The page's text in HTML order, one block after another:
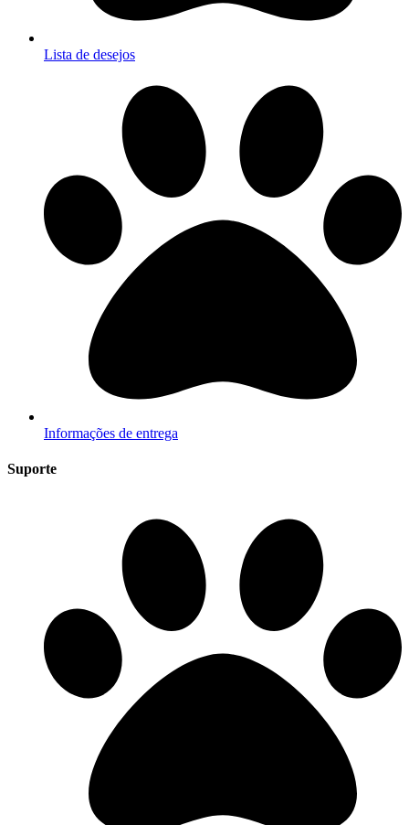
Lista de desejos
Informações de entrega
Suporte